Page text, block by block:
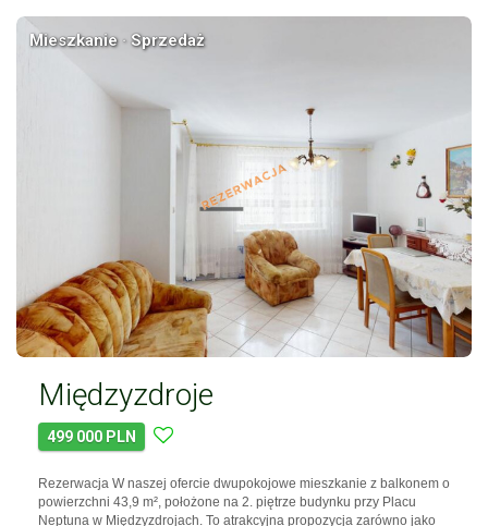
Mieszkanie · Sprzedaż
Międzyzdroje
499 000 PLN
Rezerwacja W naszej ofercie dwupokojowe mieszkanie z balkonem o
powierzchni 43,9 m², położone na 2. piętrze budynku przy Placu
Neptuna w Międzyzdrojach. To atrakcyjna propozycja zarówno jako